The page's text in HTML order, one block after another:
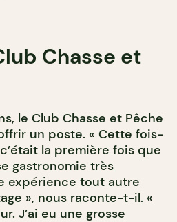
Chasse et
le Club Chasse et Pêche
un poste. « Cette fois-
la première fois que
gastronomie très
expérience tout autre
», nous raconte-t-il. «
J’ai eu une grosse